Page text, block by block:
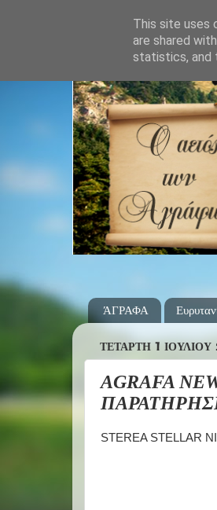
ΆΓΡΑΦΑ
ΤΕΤΆΡΤΗ 1
AGRAFA
STEREA STELLAR
This site uses
are shared
statistics, and